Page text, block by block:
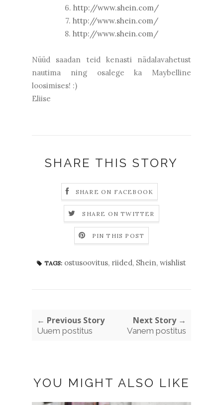
6. http://www.shein.com/
7. http://www.shein.com/
8. http://www.shein.com/
Nüüd saadan teid kenasti nädalavahetust
nautima ning osalege ka Maybelline
loosimises! :)
Eliise
SHARE THIS STORY
SHARE ON FACEBOOK
SHARE ON TWITTER
PIN THIS POST
TAGS: ostusoovitus, riided, Shein, wishlist
← Previous Story
Uuem postitus
Next Story →
Vanem postitus
YOU MIGHT ALSO LIKE